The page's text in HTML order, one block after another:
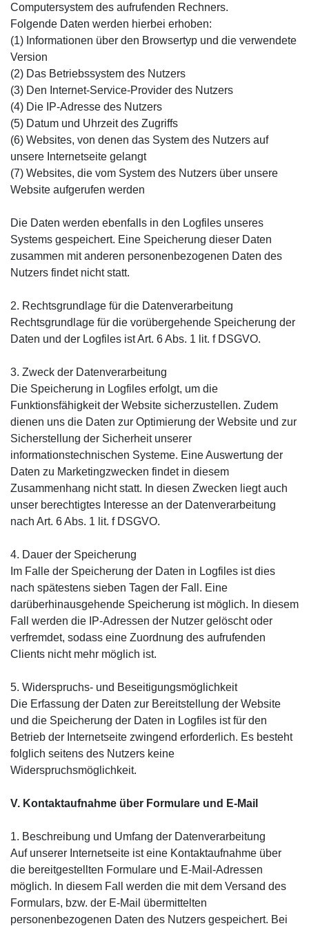
Computersystem des aufrufenden Rechners.
Folgende Daten werden hierbei erhoben:
(1) Informationen über den Browsertyp und die verwendete
Version
(2) Das Betriebssystem des Nutzers
(3) Den Internet-Service-Provider des Nutzers
(4) Die IP-Adresse des Nutzers
(5) Datum und Uhrzeit des Zugriffs
(6) Websites, von denen das System des Nutzers auf
unsere Internetseite gelangt
(7) Websites, die vom System des Nutzers über unsere
Website aufgerufen werden
Die Daten werden ebenfalls in den Logfiles unseres
Systems gespeichert. Eine Speicherung dieser Daten
zusammen mit anderen personenbezogenen Daten des
Nutzers findet nicht statt.
2. Rechtsgrundlage für die Datenverarbeitung
Rechtsgrundlage für die vorübergehende Speicherung der
Daten und der Logfiles ist Art. 6 Abs. 1 lit. f DSGVO.
3. Zweck der Datenverarbeitung
Die Speicherung in Logfiles erfolgt, um die
Funktionsfähigkeit der Website sicherzustellen. Zudem
dienen uns die Daten zur Optimierung der Website und zur
Sicherstellung der Sicherheit unserer
informationstechnischen Systeme. Eine Auswertung der
Daten zu Marketingzwecken findet in diesem
Zusammenhang nicht statt. In diesen Zwecken liegt auch
unser berechtigtes Interesse an der Datenverarbeitung
nach Art. 6 Abs. 1 lit. f DSGVO.
4. Dauer der Speicherung
Im Falle der Speicherung der Daten in Logfiles ist dies
nach spätestens sieben Tagen der Fall. Eine
darüberhinausgehende Speicherung ist möglich. In diesem
Fall werden die IP-Adressen der Nutzer gelöscht oder
verfremdet, sodass eine Zuordnung des aufrufenden
Clients nicht mehr möglich ist.
5. Widerspruchs- und Beseitigungsmöglichkeit
Die Erfassung der Daten zur Bereitstellung der Website
und die Speicherung der Daten in Logfiles ist für den
Betrieb der Internetseite zwingend erforderlich. Es besteht
folglich seitens des Nutzers keine
Widerspruchsmöglichkeit.
V. Kontaktaufnahme über Formulare und E-Mail
1. Beschreibung und Umfang der Datenverarbeitung
Auf unserer Internetseite ist eine Kontaktaufnahme über
die bereitgestellten Formulare und E-Mail-Adressen
möglich. In diesem Fall werden die mit dem Versand des
Formulars, bzw. der E-Mail übermittelten
personenbezogenen Daten des Nutzers gespeichert. Bei